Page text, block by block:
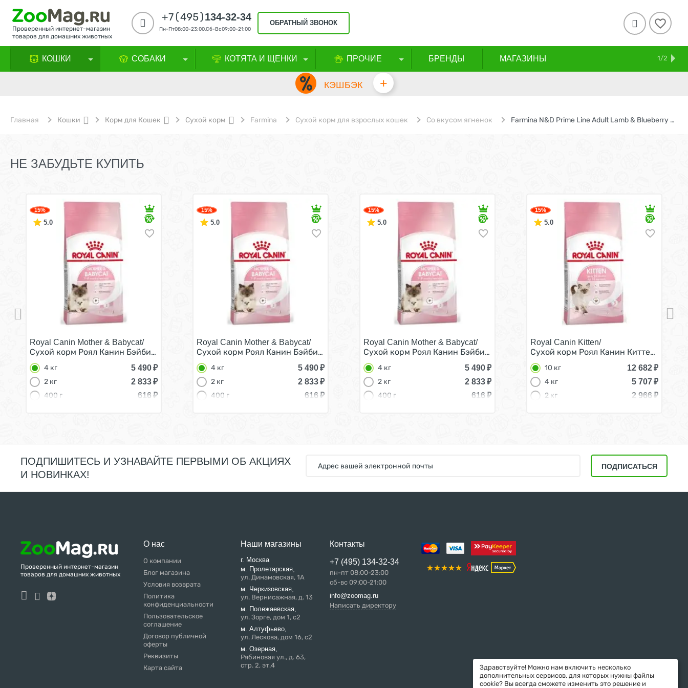
Проверенный интернет-магазин
товаров для домашних животных
+7(495)134-32-34
Пн-Пт08:00-23:00,Сб-Вс09:00-21:00
ОБРАТНЫЙ ЗВОНОК 
КОШКИ СОБАКИ КОТЯТА И ЩЕНКИ ПРОЧИЕ БРЕНДЫ МАГАЗИНЫ ДОСТАВКА И ОПЛАТА
1/2
КЭШБЭК +
Главная Кошки Корм для Кошек Сухой корм Farmina Сухой корм для взрослых кошек Со вкусом ягненок Farmina N&D Prime Line Adult Lamb & Blueberry / Сухой Беззерновой корм Фармина для взрослых кошек Ягненок с Черникой
НЕ ЗАБУДЬТЕ КУПИТЬ
15%
5.0
Royal Canin Mother & Babycat/
Сухой корм Роял Канин Бэйбикэт для Котят в возрасте от 1 до 4 месяцев 4 кг
4 кг 5 490₽
2 кг
2 833₽
400 г
616 ₽
15%
5.0
Royal Canin Mother & Babycat/
Сухой корм Роял Канин Бэйбикэт для Котят в возрасте от 1 до 4 месяцев 4 кг
4 кг 5 490₽
2 кг
2 833₽
400 г
616 ₽
15%
5.0
Royal Canin Mother & Babycat/
Сухой корм Роял Канин Бэйбикэт для Котят в возрасте от 1 до 4 месяцев 4 кг
4 кг 5 490₽
2 кг
2 833₽
400 г
616 ₽
15%
5.0
Royal Canin Kitten/
Сухой корм Роял Канин Киттен для
10 кг 12 682₽
4 кг
5 707₽
2 кг
2 966 ₽
ПОДПИШИТЕСЬ И УЗНАВАЙТЕ ПЕРВЫМИ ОБ АКЦИЯХ
И НОВИНКАХ!
ПОДПИСАТЬСЯ
Проверенный интернет-магазин
товаров для домашних животных
О нас
О компании
Блог магазина
Условия возврата
Политика
конфиденциальности
Пользовательское
соглашение
Договор публичной
оферты
Реквизиты
Карта сайта
Наши магазины
г. Москва
м. Пролетарская,
ул. Динамовская, 1А
м. Черкизовская,
ул. Вернисажная, д. 13
м. Полежаевская,
ул. Зорге, дом 1, с2
м. Алтуфьево,
ул. Лескова, дом 16, с2
м. Озерная,
Рябиновая ул., д. 63,
стр. 2, эт.4
Контакты
+7 (495) 134-32-34
пн-пт 08:00-23:00
сб-вс 09:00-21:00
info@zoomag.ru
Написать директору
Здравствуйте! Можно нам включить несколько
дополнительных сервисов, для которых нужны файлы
cookie? Вы всегда сможете изменить это решение и